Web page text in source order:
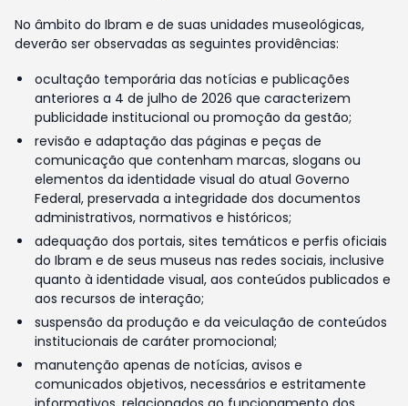
No âmbito do Ibram e de suas unidades museológicas,
deverão ser observadas as seguintes providências:
ocultação temporária das notícias e publicações
anteriores a 4 de julho de 2026 que caracterizem
publicidade institucional ou promoção da gestão;
revisão e adaptação das páginas e peças de
comunicação que contenham marcas, slogans ou
elementos da identidade visual do atual Governo
Federal, preservada a integridade dos documentos
administrativos, normativos e históricos;
adequação dos portais, sites temáticos e perfis oficiais
do Ibram e de seus museus nas redes sociais, inclusive
quanto à identidade visual, aos conteúdos publicados e
aos recursos de interação;
suspensão da produção e da veiculação de conteúdos
institucionais de caráter promocional;
manutenção apenas de notícias, avisos e
comunicados objetivos, necessários e estritamente